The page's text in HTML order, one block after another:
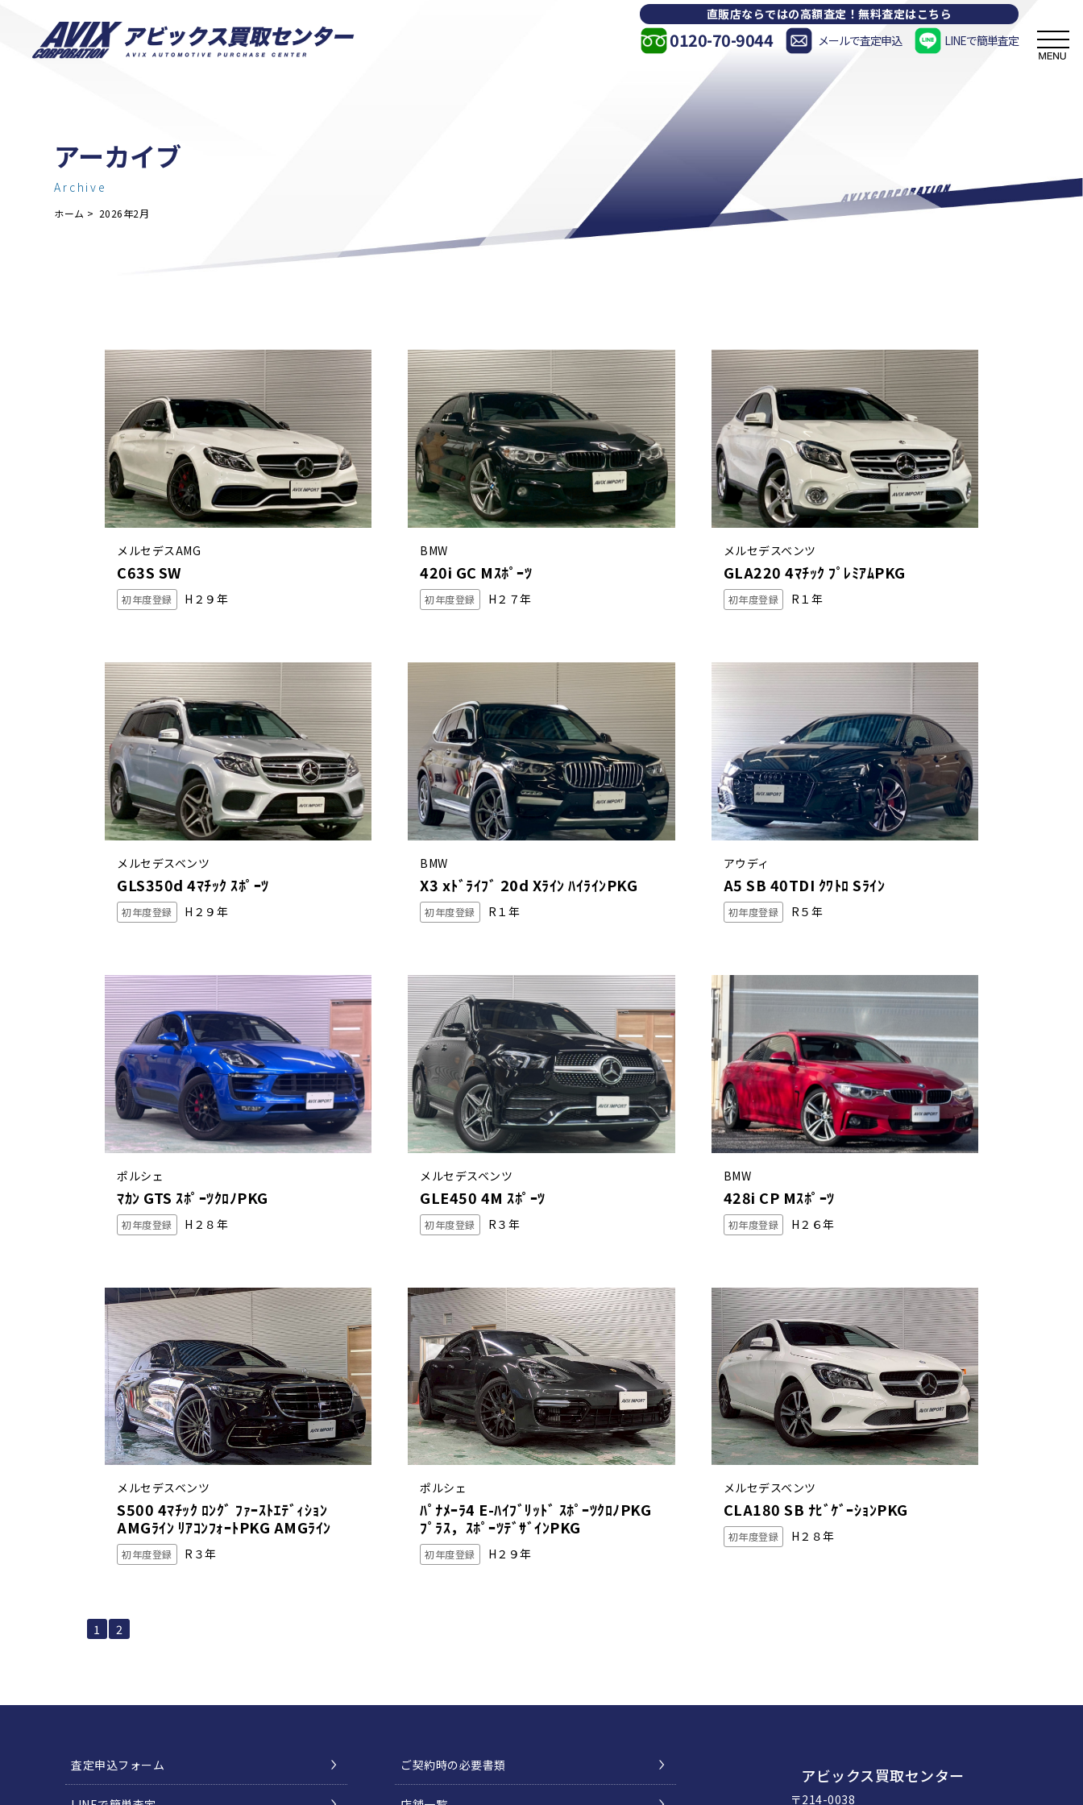
アーカイブ
Archive
ホーム 2026年2月
メルセデスAMG
C63S SW
初年度登録 H２９年
BMW
420i GC Mｽﾎﾟｰﾂ
初年度登録 H２７年
メルセデスベンツ
GLA220 4ﾏﾁｯｸ ﾌﾟﾚﾐｱﾑPKG
初年度登録 R１年
メルセデスベンツ
GLS350d 4ﾏﾁｯｸ ｽﾎﾟｰﾂ
初年度登録 H２９年
BMW
X3 xﾄﾞﾗｲﾌﾞ 20d Xﾗｲﾝ ﾊｲﾗｲﾝPKG
初年度登録 R１年
アウディ
A5 SB 40TDI ｸﾜﾄﾛ Sﾗｲﾝ
初年度登録 R５年
ポルシェ
ﾏｶﾝ GTS ｽﾎﾟｰﾂｸﾛﾉPKG
初年度登録 H２８年
メルセデスベンツ
GLE450 4M ｽﾎﾟｰﾂ
初年度登録 R３年
BMW
428i CP Mｽﾎﾟｰﾂ
初年度登録 H２６年
メルセデスベンツ
S500 4ﾏﾁｯｸ ﾛﾝｸﾞ ﾌｧｰｽﾄｴﾃﾞｨｼｮﾝ
AMGﾗｲﾝ ﾘｱｺﾝﾌｫｰﾄPKG AMGﾗｲﾝ
初年度登録 R３年
ポルシェ
ﾊﾟﾅﾒｰﾗ4 E-ﾊｲﾌﾞﾘｯﾄﾞ ｽﾎﾟｰﾂｸﾛﾉPKG
ﾌﾟﾗｽ，ｽﾎﾟｰﾂﾃﾞｻﾞｲﾝPKG
初年度登録 H２９年
メルセデスベンツ
CLA180 SB ﾅﾋﾞｹﾞｰｼｮﾝPKG
初年度登録 H２８年
1 2
直販店ならではの高額査定！無料査定はこちら
0120-70-9044 メールで査定申込 LINEで簡単査定
査定申込フォーム ご契約時の必要書類 アビックス買取センター
〒214-0038